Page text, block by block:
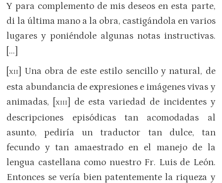
Y para complemento de mis deseos en esta parte,
di la última mano a la obra, castigándola en varios
lugares y poniéndole algunas notas instructivas.
[…]
[XII
] Una obra de este estilo sencillo y natural, de
esta abundancia de expresiones e imágenes vivas y
animadas, [XIII
] de esta variedad de incidentes y
descripciones episódicas tan acomodadas al
asunto, pediría un traductor tan dulce, tan
fecundo y tan amaestrado en el manejo de la
lengua castellana como nuestro Fr. Luis de León.
Entonces se vería bien patentemente la riqueza y